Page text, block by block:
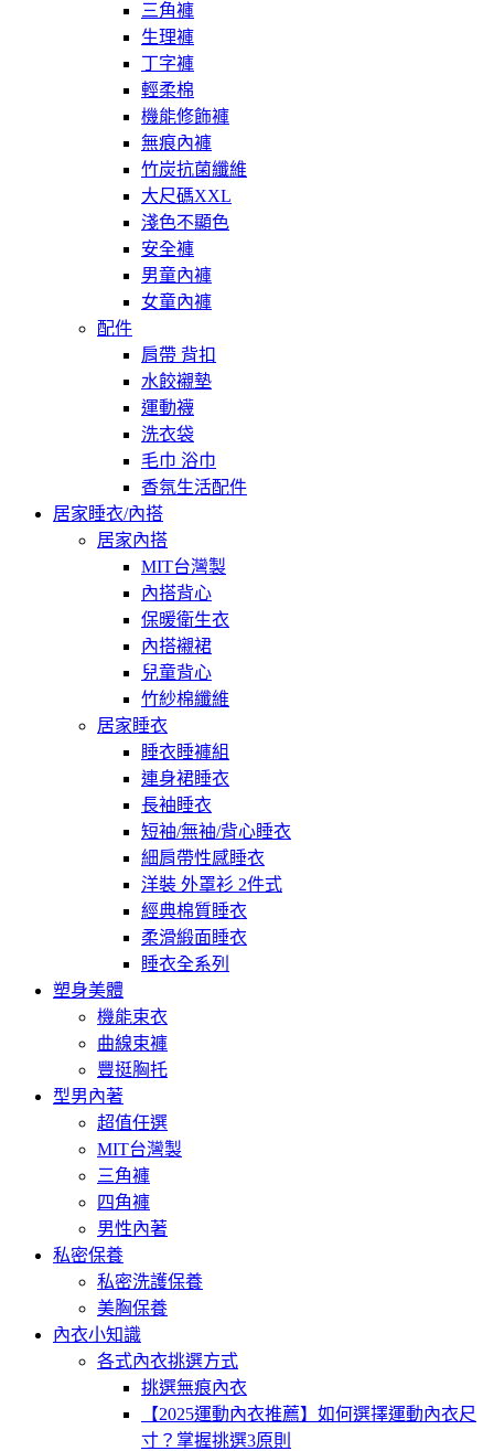
三角褲
生理褲
丁字褲
輕柔棉
機能修飾褲
無痕內褲
竹炭抗菌纖維
大尺碼XXL
淺色不顯色
安全褲
男童內褲
女童內褲
配件
肩帶 背扣
水餃襯墊
運動襪
洗衣袋
毛巾 浴巾
香氛生活配件
居家睡衣/內搭
居家內搭
MIT台灣製
內搭背心
保暖衛生衣
內搭襯裙
兒童背心
竹紗棉纖維
居家睡衣
睡衣睡褲組
連身裙睡衣
長袖睡衣
短袖/無袖/背心睡衣
細肩帶性感睡衣
洋裝 外罩衫 2件式
經典棉質睡衣
柔滑緞面睡衣
睡衣全系列
塑身美體
機能束衣
曲線束褲
豐挺胸托
型男內著
超值任選
MIT台灣製
三角褲
四角褲
男性內著
私密保養
私密洗護保養
美胸保養
內衣小知識
各式內衣挑選方式
挑選無痕內衣
【2025運動內衣推薦】如何選擇運動內衣尺
寸？掌握挑選3原則